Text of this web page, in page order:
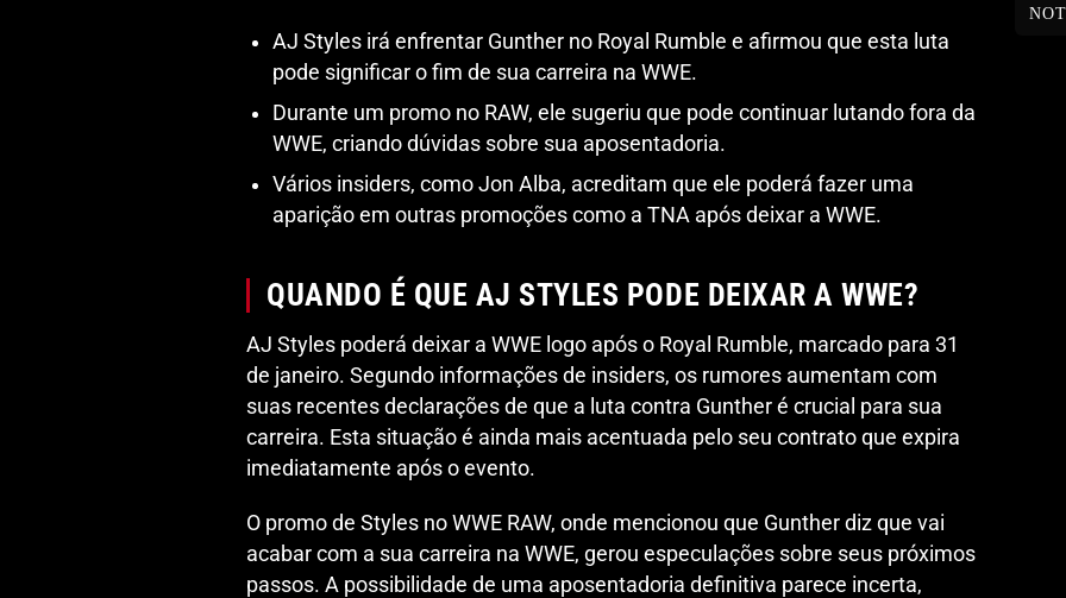
AJ Styles irá enfrentar Gunther no Royal Rumble e afirmou que esta luta
pode significar o fim de sua carreira na WWE.
Durante um promo no RAW, ele sugeriu que pode continuar lutando fora da
WWE, criando dúvidas sobre sua aposentadoria.
Vários insiders, como Jon Alba, acreditam que ele poderá fazer uma
aparição em outras promoções como a TNA após deixar a WWE.
QUANDO É QUE AJ STYLES PODE DEIXAR A WWE?
AJ Styles poderá deixar a WWE logo após o Royal Rumble, marcado para 31
de janeiro. Segundo informações de insiders, os rumores aumentam com
suas recentes declarações de que a luta contra Gunther é crucial para sua
carreira. Esta situação é ainda mais acentuada pelo seu contrato que expira
imediatamente após o evento.
O promo de Styles no WWE RAW, onde mencionou que Gunther diz que vai
acabar com a sua carreira na WWE, gerou especulações sobre seus próximos
passos. A possibilidade de uma aposentadoria definitiva parece incerta,